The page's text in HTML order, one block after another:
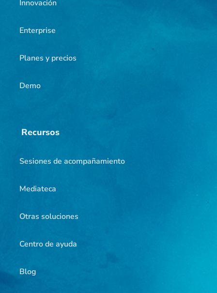
Innovación
Enterprise
Planes y precios
Demo
Recursos
Sesiones de acompañamiento
Mediateca
Otras soluciones
Centro de ayuda
Blog